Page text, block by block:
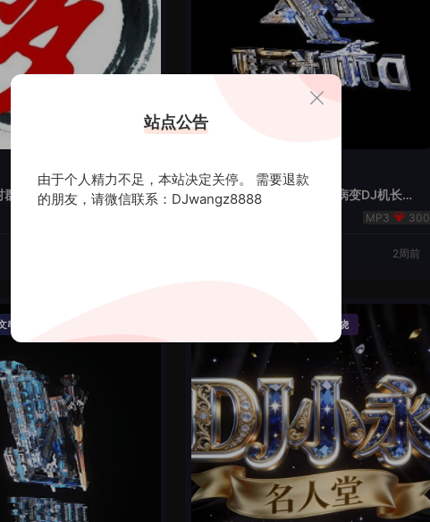
群童欺我老LakHouse全
暂无标签
时光回忆-讲真的爱你会病变DJ机长✈️
云翔
300
2周前
串烧 英文串烧
站点公告
由于个人精力不足，本站决定关停。 需要退款
的朋友，请微信联系：DJwangz8888